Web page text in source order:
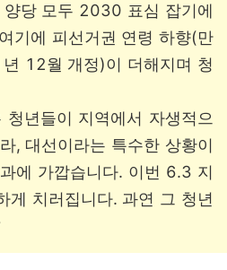
양당 모두 2030 표심 잡기에
기에 피선거권 연령 하향(만
12월 개정)이 더해지며 청
년들이 지역에서 자생적으
, 대선이라는 특수한 상황이
에 가깝습니다. 이번 6.3 지
게 치러집니다. 과연 그 청년